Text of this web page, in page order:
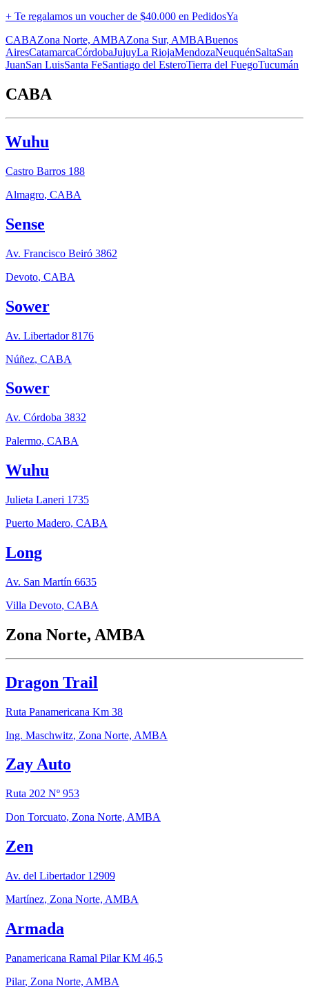
+ Te regalamos un voucher de $40.000 en PedidosYa
CABAZona Norte, AMBAZona Sur, AMBABuenos
AiresCatamarcaCórdobaJujuyLa RiojaMendozaNeuquénSaltaSan
JuanSan LuisSanta FeSantiago del EsteroTierra del FuegoTucumán
CABA
Wuhu
Castro Barros 188
Almagro, CABA
Sense
Av. Francisco Beiró 3862
Devoto, CABA
Sower
Av. Libertador 8176
Núñez, CABA
Sower
Av. Córdoba 3832
Palermo, CABA
Wuhu
Julieta Laneri 1735
Puerto Madero, CABA
Long
Av. San Martín 6635
Villa Devoto, CABA
Zona Norte, AMBA
Dragon Trail
Ruta Panamericana Km 38
Ing. Maschwitz, Zona Norte, AMBA
Zay Auto
Ruta 202 Nº 953
Don Torcuato, Zona Norte, AMBA
Zen
Av. del Libertador 12909
Martínez, Zona Norte, AMBA
Armada
Panamericana Ramal Pilar KM 46,5
Pilar, Zona Norte, AMBA